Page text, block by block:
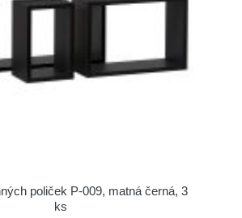
poliček P-009, matná černá, 3
ks